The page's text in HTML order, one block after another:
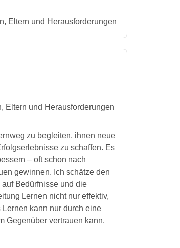
Eltern und Herausforderungen
Eltern und Herausforderungen
zu begleiten, ihnen neue
zu schaffen. Es
– oft schon nach
gewinnen. Ich schätze den
Bedürfnisse und die
Lernen nicht nur effektiv,
kann nur durch eine
Gegenüber vertrauen kann.